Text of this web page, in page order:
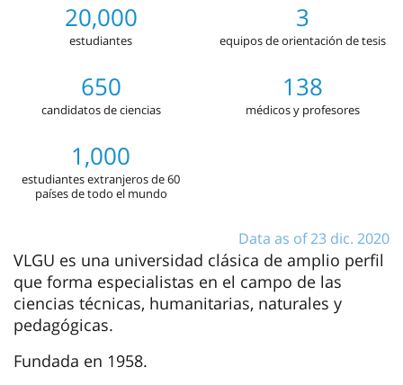
20,000
estudiantes
3
equipos de orientación de tesis
650
candidatos de ciencias
138
médicos y profesores
1,000
estudiantes extranjeros de 60
países de todo el mundo
Data as of 23 dic. 2020
VLGU es una universidad clásica de amplio perfil
que forma especialistas en el campo de las
ciencias técnicas, humanitarias, naturales y
pedagógicas.
Fundada en 1958.